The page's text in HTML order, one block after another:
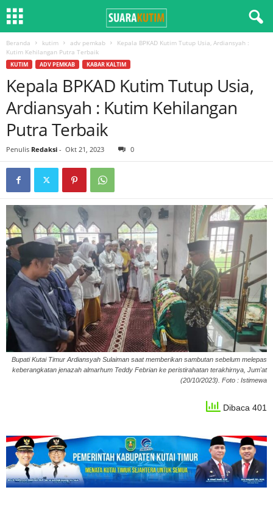
Beranda kutim adv pemkab
Kepala BPKAD Kutim Tutup Usia, Ardiansyah :
Kutim Kehilangan Putra Terbaik
KUTIM ADV PEMKAB KABAR KALTIM
Kepala BPKAD Kutim Tutup Usia,
Ardiansyah : Kutim Kehilangan
Putra Terbaik
Penulis Redaksi - Okt 21, 2023 0
Bupati Kutai Timur Ardiansyah Sulaiman saat memberikan sambutan sebelum melepas
keberangkatan jenazah almarhum Teddy Febrian ke peristirahatan terakhirnya, Jum'at
(20/10/2023). Foto : Istimewa
Dibaca 401